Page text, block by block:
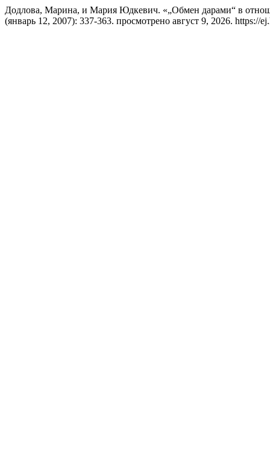
Додлова, Марина, и Мария Юдкевич. «„Обмен дарами“ в
(январь 12, 2007): 337-363. просмотрено август 9, 2026. https://